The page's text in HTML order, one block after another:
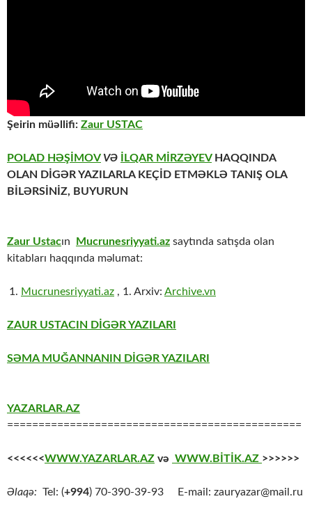
Şeirin müəllifi: Zaur USTAC
POLAD HƏŞİMOV VƏ İLQAR MİRZƏYEVHAQQINDA
OLAN DİGƏR YAZILARLA KEÇİD ETMƏKLƏ TANIŞ OLA
BİLƏRSİNİZ, BUYURUN
Zaur Ustacın Mucrunesriyyati.az saytında satışda olan
kitabları haqqında məlumat:
Mucrunesriyyati.az , 1. Arxiv: Archive.vn
ZAUR USTACIN DİGƏR YAZILARI
SƏMA MUĞANNANIN DİGƏR YAZILARI
YAZARLAR.AZ
===============================================
<<<<<<WWW.YAZARLAR.AZ və WWW.BİTİK.AZ >>>>>>
Əlaqə: Tel: (+994) 70-390-39-93 E-mail: zauryazar@mail.ru